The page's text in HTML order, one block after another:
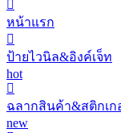
หน้าแรก
ป้ายไวนิล&อิงค์เจ็ท
hot
ฉลากสินค้า&สติกเก
new